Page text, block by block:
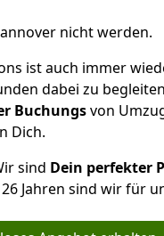
nicht werden.
ist auch immer
dabei zu
Buchungsvon
Dich.
sind Dein perfekter
Jahren sind wir für